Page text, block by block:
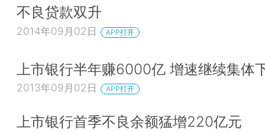
不良贷款双升
2014年09月02日 APP打开
上市银行半年赚6000亿 增速继续集体
2013年09月02日 APP打开
上市银行首季不良余额猛增220亿元